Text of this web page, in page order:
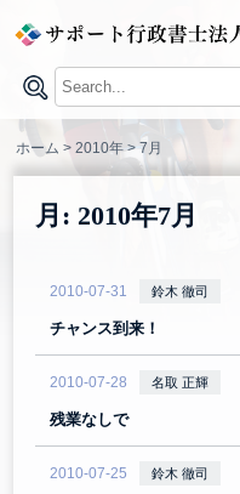
content
ホーム >2010年>7月
月: 2010年7月
2010-07-31 鈴木 徹司
チャンス到来！
2010-07-28 名取 正輝
残業なしで
2010-07-25 鈴木 徹司